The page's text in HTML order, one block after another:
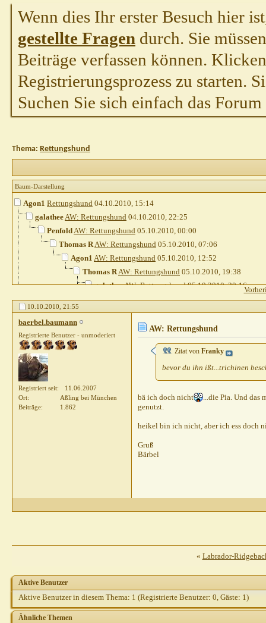
Wenn dies Ihr erster Besuch hier
gestellte Fragen durch. Sie
Beiträge verfassen können.
Registrierungsprozess zu starten.
Suchen Sie sich einfach das
Thema: Rettungshund
Baum-Darstellung
Agon1 Rettungshund 04.10.2010, 15:14
galatheeAW: Rettungshund 04.10.2010, 22:25
PenfoldAW: Rettungshund 05.10.2010, 00:00
Thomas RAW: Rettungshund 05.10.2010, 07:06
Agon1 AW: Rettungshund 05.10.2010, 12:52
Thomas RAW: Rettungshund 05.10.2010, 19:38
galatheeAW: Rettungshund05.10.2010,20:16
Divus07AW: Rettungshund05.10.2010,20:46
Thomas RAW: Rettungshund05.10.2010,
PenfoldAW: Rettungshund
GastAW: Rettungshund05.10.2010,20:43
baerbel.baumannAW: Rettungshund
AW: Rettungshund06.10.2010,
ChappyxxsAW: Rettungshund
Thomas R AW: Rettungshund
Gast
Thomas R
AW: Rettungshund
10.10.2010, 21:55
baerbel.baumann
Registrierte Benutzer - unmoderiert
Registriert seit
11.06.2007
Ort
Aßling bei München
Beiträge
1.862
AW: Rettungshund
Zitat von Franky
bevor du ihn ißt...trichinen
bä ich doch nicht
...die Pia. Und das
genutzt.
heikel bin ich nicht, aber ich ess doch
Gruß
Bärbel
« Labrador-
Aktive Benutzer
Aktive Benutzer in diesem Thema: 1 (Registrierte Benutzer: 0, Gäste: 1)
Ähnliche Themen